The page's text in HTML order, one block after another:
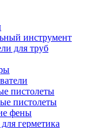
инструмент
для труб
пистолеты
пистолеты
фены
герметика